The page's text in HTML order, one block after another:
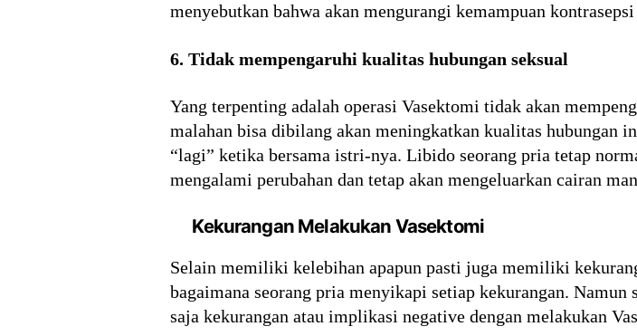
menyebutkan bahwa akan mengurangi kemampuan kontrasepsi
6. Tidak mempengaruhi kualitas hubungan seksual
Yang terpenting adalah operasi Vasektomi tidak akan
malahan bisa dibilang akan meningkatkan kualitas hubungan
“lagi” ketika bersama istri-nya. Libido seorang pria tetap
mengalami perubahan dan tetap akan mengeluarkan cairan
Kekurangan Melakukan Vasektomi
Selain memiliki kelebihan apapun pasti juga memiliki
bagaimana seorang pria menyikapi setiap kekurangan.
saja kekurangan atau implikasi negative dengan melakukan